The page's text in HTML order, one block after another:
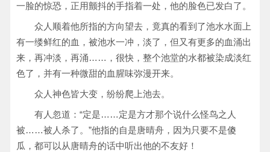
一脸的惊恐，正用颤抖的手指着一处，他的脸色已发白了。
众人顺着他所指的方向望去，竟真的看到了池水水面上
有一缕鲜红的血，被池水一冲，淡了，但又有更多的血涌出
来，再冲淡，再涌……，很快，整个池堂的水都被染成淡红
色了，并有一种微甜的血腥味弥漫开来。
众人神色皆大变，纷纷爬上池去。
有人忽道：“定是……定是方才那个说什么怪鸟之人
被……被人杀了。”他指的自是唐晴舟，因为只要不是傻
瓜，都可以从唐晴舟的话中听出他的不友好！